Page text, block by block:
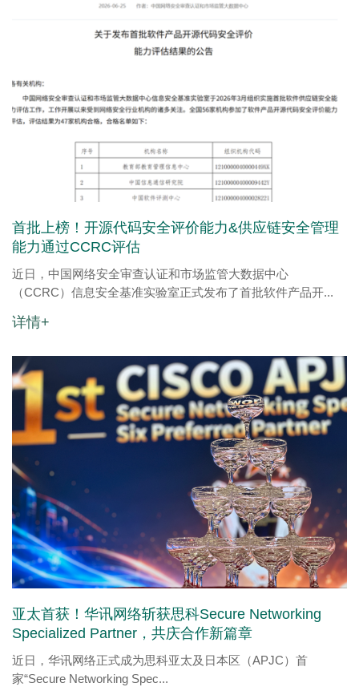
首批上榜！开源代码安全评价能力&供应链安全管理
能力通过CCRC评估
近日，中国网络安全审查认证和市场监管大数据中心
（CCRC）信息安全基准实验室正式发布了首批软件产品开...
详情+
亚太首获！华讯网络斩获思科Secure Networking
Specialized Partner，共庆合作新篇章
近日，华讯网络正式成为思科亚太及日本区（APJC）首
家“Secure Networking Spec...